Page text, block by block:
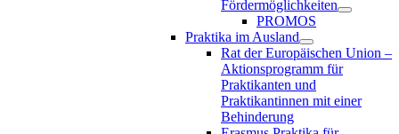
Fördermöglichkeiten
PROMOS
Praktika im Ausland
Rat der Europäischen Union –
Aktionsprogramm für
Praktikanten und
Praktikantinnen mit einer
Behinderung